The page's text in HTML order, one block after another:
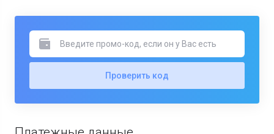
Проверить код